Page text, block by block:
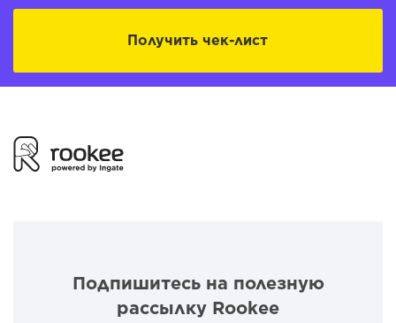
Получить чек-лист
Подпишитесь на полезную
рассылку Rookee